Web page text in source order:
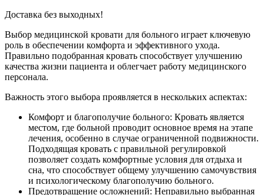
Доставка без выходных!
Выбор медицинской кровати для больного играет ключевую
роль в обеспечении комфорта и эффективного ухода.
Правильно подобранная кровать способствует улучшению
качества жизни пациента и облегчает работу медицинского
персонала.
Важность этого выбора проявляется в нескольких аспектах:
Комфорт и благополучие больного: Кровать является
местом, где больной проводит основное время на этапе
лечения, особенно в случае ограниченной подвижности.
Подходящая кровать с правильной регулировкой
позволяет создать комфортные условия для отдыха и
сна, что способствует общему улучшению самочувствия
и психологическому благополучию больного.
Предотвращение осложнений: Неправильно выбранная